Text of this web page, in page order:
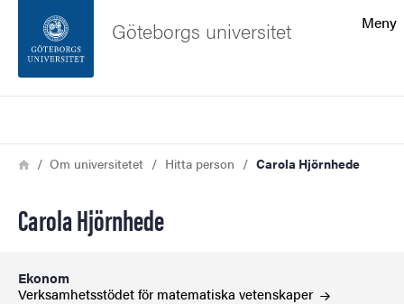
Sidfoten
Meny
Göteborgs universitet
Länkstig
HemOm universitetet Hitta person Carola Hjörnhede
Carola Hjörnhede
Ekonom
Verksamhetsstödet för matematiska vetenskaper